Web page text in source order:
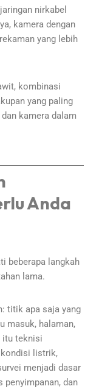
nirkabel
kamera dengan
yang lebih
kombinasi
yang paling
kamera dalam
Anda
beberapa langkah
lama.
titik apa saja yang
masuk, halaman,
itu teknisi
listrik,
menjadi dasar
penyimpanan, dan